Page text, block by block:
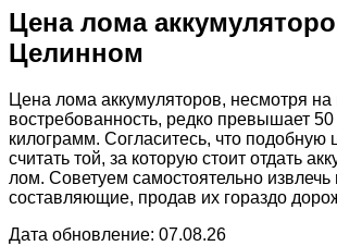
Цена лома
Целинном
Цена лома аккумуляторов, несмотря на
востребованность, редко превышает 50
килограмм. Согласитесь, что подобную
считать той, за которую стоит отдать
лом. Советуем самостоятельно
составляющие, продав их гораздо
Дата обновление: 07.08.26